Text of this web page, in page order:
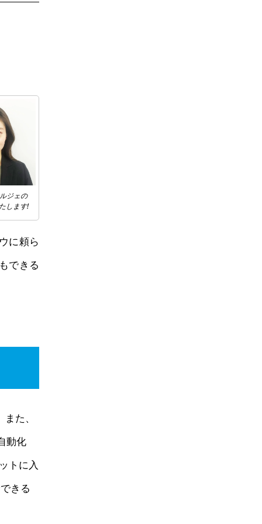
ジェの
します!
に頼ら
できる
た、
動化
トに入
きる